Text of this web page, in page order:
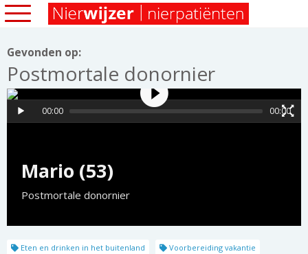
Gevonden op:
Postmortale donornier
Mario (53)
Postmortale donornier
00:00 00:00
Eten en drinken in het buitenland
Voorbereiding vakantie